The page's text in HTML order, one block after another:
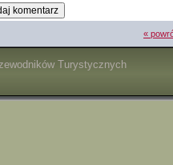
«
Turystycznych